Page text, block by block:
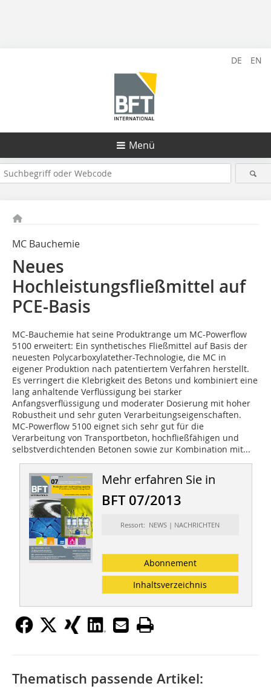
DE EN
Menü
MC Bauchemie
Neues
Hochleistungsfließmittel auf
PCE-Basis
MC-Bauchemie hat seine Produktrange um MC-Powerflow
5100 erweitert: Ein syntheti­sches Fließmittel auf Basis der
neues­ten Polycarboxylatether-Tech­no­logie, die MC in
eigener Produktion nach patentiertem Verfahren herstellt.
Es verringert die Klebrigkeit des Betons und kombiniert eine
lang an­hal­ten­de Verflüssigung bei star­ker
Anfangsverflüssigung und mo­derater Dosierung mit hoher
Robustheit und sehr guten Verarbei­tungs­eigenschaften.
MC-Powerflow 5100 eignet sich sehr gut für die
Verarbeitung von Transportbeton, hochfließfähigen und
selbstverdichtenden Betonen sowie zur Kombination mit...
Mehr erfahren Sie in
BFT 07/2013
Ressort: NEWS | NACHRICHTEN
Abonnement
Inhaltsverzeichnis
Thematisch passende Artikel: